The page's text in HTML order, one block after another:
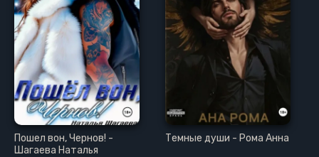
Пошел вон, Чернов! -
Шагаева Наталья
Темные души - Рома Анна